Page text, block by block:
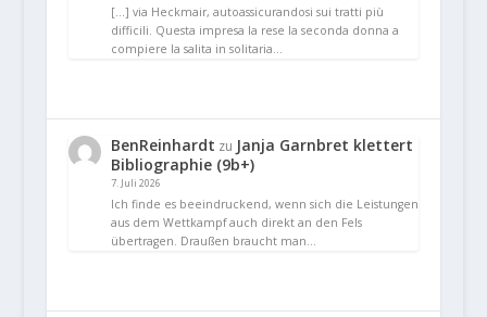
[…] via Heckmair, autoassicurandosi sui tratti più
difficili. Questa impresa la rese la seconda donna a
compiere la salita in solitaria…
BenReinhardt zu Janja Garnbret klettert
Bibliographie (9b+)
7. Juli 2026
Ich finde es beeindruckend, wenn sich die Leistungen
aus dem Wettkampf auch direkt an den Fels
übertragen. Draußen braucht man…